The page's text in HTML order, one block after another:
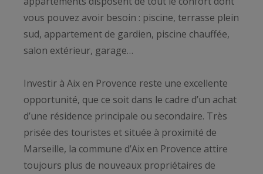
vous pouvez avoir besoin : piscine, terrasse plein
sud, appartement de gardien, piscine chauffée,
salon extérieur, garage…
Investir à Aix en Provence reste une excellente
opportunité, que ce soit dans le cadre d’un achat
d’une résidence principale ou secondaire. Très
prisée des touristes et située à proximité de
Marseille, la commune d’Aix en Provence attire
toujours plus de nouveaux propriétaires de